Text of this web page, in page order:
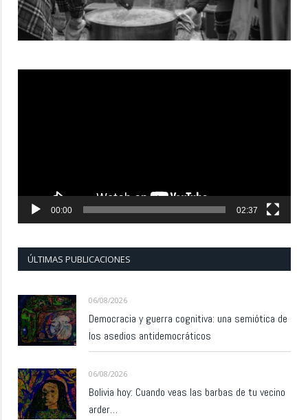
00:00 02:37
ÚLTIMAS PUBLICACIONES
06/08/2026
Democracia y guerra cognitiva: una semiótica de
los asedios antidemocráticos
06/08/2026
Bolivia hoy: Cuando veas las barbas de tu vecino
arder…